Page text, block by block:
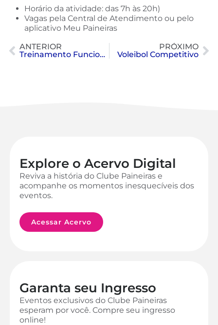
Horário da atividade: das 7h às 20h)
Vagas pela Central de Atendimento ou pelo
aplicativo Meu Paineiras
ANTERIOR
Treinamento Funcional
PRÓXIMO
Voleibol Competitivo
Explore o Acervo Digital
Reviva a história do Clube Paineiras e
acompanhe os momentos inesquecíveis dos
eventos.
Acessar Acervo
Garanta seu Ingresso
Eventos exclusivos do Clube Paineiras
esperam por você. Compre seu ingresso
online!